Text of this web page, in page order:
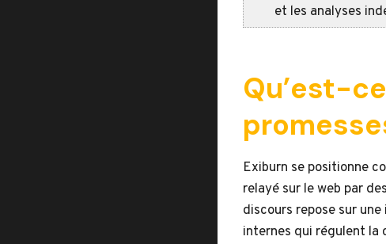
et les analyses
Qu’est-
Exiburn se positionne
relayé sur le web par
discours repose sur
internes qui régulent la